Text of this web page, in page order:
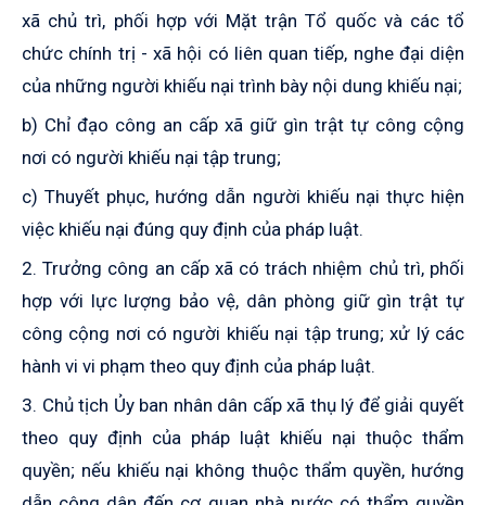
xã chủ trì, phối hợp với Mặt trận Tổ quốc và các tổ
chức chính trị - xã hội có liên quan tiếp, nghe đại diện
của những người khiếu nại trình bày nội dung khiếu nại;
b) Chỉ đạo công an cấp xã giữ gìn trật tự công cộng
nơi có người khiếu nại tập trung;
c) Thuyết phục, hướng dẫn người khiếu nại thực hiện
việc khiếu nại đúng quy định của pháp luật.
2. Trưởng công an cấp xã có trách nhiệm chủ trì, phối
hợp với lực lượng bảo vệ, dân phòng giữ gìn trật tự
công cộng nơi có người khiếu nại tập trung; xử lý các
hành vi vi phạm theo quy định của pháp luật.
3. Chủ tịch Ủy ban nhân dân cấp xã thụ lý để giải quyết
theo quy định của pháp luật khiếu nại thuộc thẩm
quyền; nếu khiếu nại không thuộc thẩm quyền, hướng